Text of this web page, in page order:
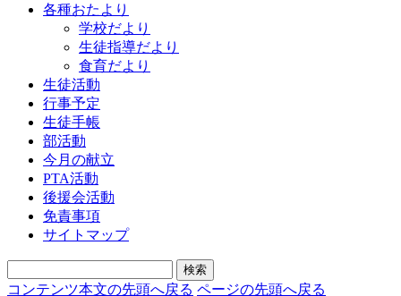
各種おたより
学校だより
生徒指導だより
食育だより
生徒活動
行事予定
生徒手帳
部活動
今月の献立
PTA活動
後援会活動
免責事項
サイトマップ
コンテンツ本文の先頭へ戻る ページの先頭へ戻る